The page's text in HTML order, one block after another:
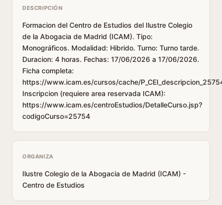
DESCRIPCIÓN
Formacion del Centro de Estudios del Ilustre Colegio
de la Abogacia de Madrid (ICAM). Tipo:
Monográficos. Modalidad: Hibrido. Turno: Turno tarde.
Duracion: 4 horas. Fechas: 17/06/2026 a 17/06/2026.
Ficha completa:
https://www.icam.es/cursos/cache/
Inscripcion (requiere area reservada ICAM):
https://www.icam.es/centroEstudios/DetalleCurso.jsp?
codigoCurso=25754
ORGANIZA
Ilustre Colegio de la Abogacia de Madrid (ICAM) -
Centro de Estudios